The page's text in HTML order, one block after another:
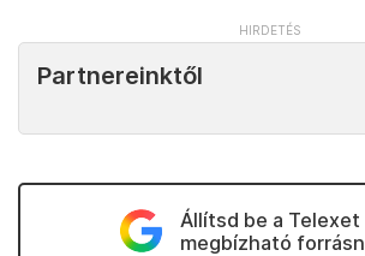
Partnereinktől
Állítsd be a Telexet
megbízható